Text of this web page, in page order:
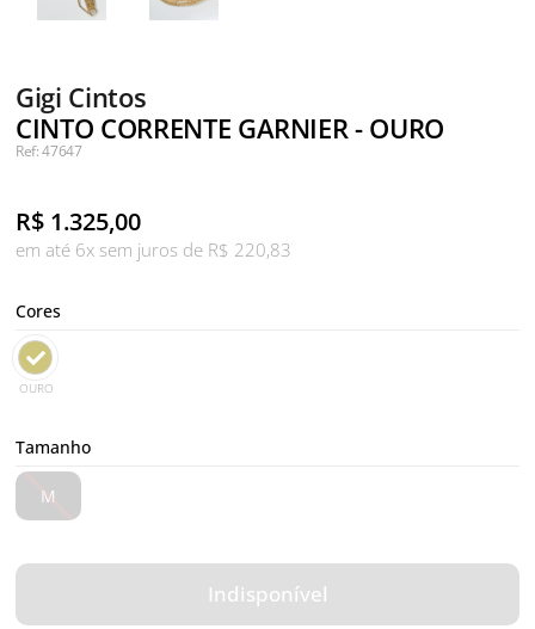
Gigi Cintos
CINTO CORRENTE GARNIER - OURO
Ref: 47647
R$ 1.325,00
em até 6x sem juros de R$ 220,83
Cores
OURO
Tamanho
M
Indisponível